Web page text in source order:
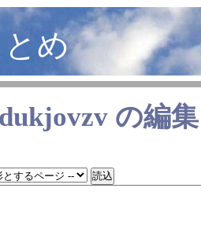
め
の編集